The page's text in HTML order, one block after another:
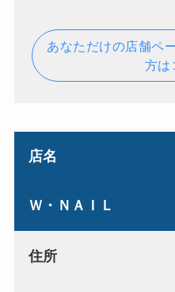
あなただけの店舗ペ
方は
店名
Ｗ・ＮＡＩＬ
住所